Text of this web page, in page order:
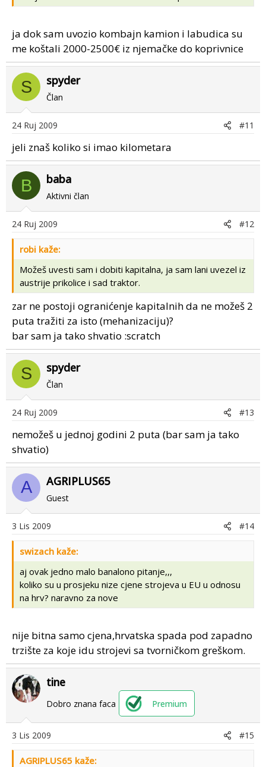
ja dok sam uvozio kombajn kamion i labudica su
me koštali 2000-2500€ iz njemačke do koprivnice
S spyder
Član
24 Ruj 2009 #11
jeli znaš koliko si imao kilometara
B baba
Aktivni član
24 Ruj 2009 #12
robi kaže:
Možeš uvesti sam i dobiti kapitalna, ja sam lani uvezel iz
austrije prikolice i sad traktor.
zar ne postoji ogranićenje kapitalnih da ne možeš 2
puta tražiti za isto (mehanizaciju)?
bar sam ja tako shvatio :scratch
S spyder
Član
24 Ruj 2009 #13
nemožeš u jednoj godini 2 puta (bar sam ja tako
shvatio)
A AGRIPLUS65
Guest
3 Lis 2009 #14
swizach kaže:
aj ovak jedno malo banalono pitanje,,,
koliko su u prosjeku nize cjene strojeva u EU u odnosu
na hrv? naravno za nove
nije bitna samo cjena,hrvatska spada pod zapadno
trzište za koje idu strojevi sa tvorničkom greškom.
tine
Dobro znana faca Premium
3 Lis 2009 #15
AGRIPLUS65 kaže: